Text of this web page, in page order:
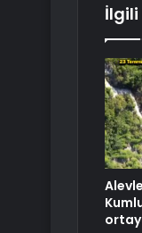
İlgili